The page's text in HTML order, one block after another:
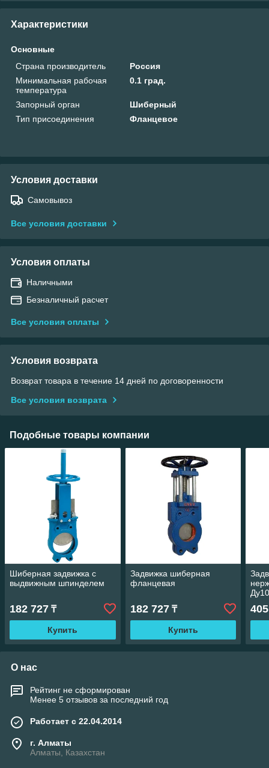
Характеристики
Основные
Страна производитель
Россия
Минимальная рабочая
температура
0.1 град.
Запорный орган
Шиберный
Тип присоединения
Фланцевое
Условия доставки
Самовывоз
Все условия доставки
Условия оплаты
Наличными
Безналичный расчет
Все условия оплаты
Условия возврата
Возврат товара в течение 14 дней по договоренности
Все условия возврата
Подобные товары компании
Шиберная задвижка с
выдвижным шпинделем
182 727 ₸
Купить
Задвижка шиберная
фланцевая
182 727₸
Купить
О нас
Рейтинг не сформирован
Менее 5 отзывов за последний год
Работает с 22.04.2014
г. Алматы
Алматы, Казахстан